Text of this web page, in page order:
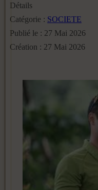
Détails
Catégorie : SOCIETE
Publié le : 27 Mai 2026
Création : 27 Mai 2026